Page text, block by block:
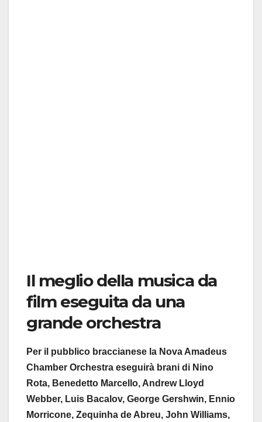
Il meglio della musica da
film eseguita da una
grande orchestra
Per il pubblico braccianese la Nova Amadeus
Chamber Orchestra eseguirà brani di Nino
Rota, Benedetto Marcello, Andrew Lloyd
Webber, Luis Bacalov, George Gershwin, Ennio
Morricone, Zequinha de Abreu, John Williams,